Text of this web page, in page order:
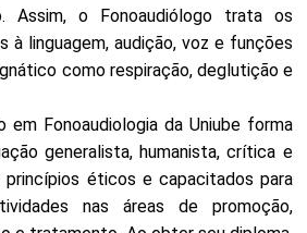
Assim, o Fonoaudiólogo trata os
à linguagem, audição, voz e funções
como respiração, deglutição e
em Fonoaudiologia da Uniube forma
generalista, humanista, crítica e
princípios éticos e capacitados para
nas áreas de promoção,